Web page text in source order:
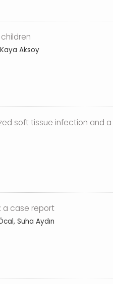
Aksoy
soft tissue infection and
a case report
Suha Aydın